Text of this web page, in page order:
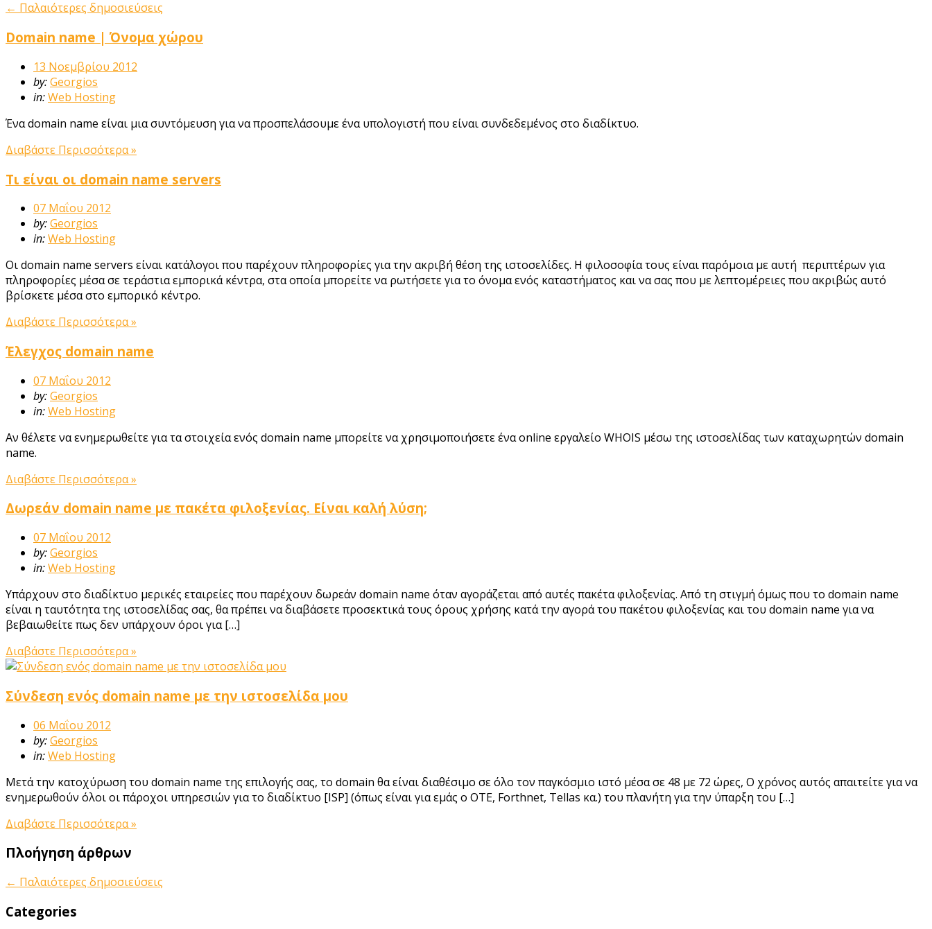
← Παλαιότερες δημοσιεύσεις
Domain name | Όνομα χώρου
13 Νοεμβρίου 2012
by:Georgios
in:Web Hosting
Ένα domain name είναι μια συντόμευση για να προσπελάσουμε ένα υπολογιστή που είναι συνδεδεμένος στο διαδίκτυο.
Διαβάστε Περισσότερα »
Τι είναι οι domain name servers
07 Μαΐου 2012
by:Georgios
in:Web Hosting
Οι domain name servers είναι κατάλογοι που παρέχουν πληροφορίες για την ακριβή θέση της ιστοσελίδες. Η φιλοσοφία τους είναι παρόμοια με αυτή περιπτέρων για
πληροφορίες μέσα σε τεράστια εμπορικά κέντρα, στα οποία μπορείτε να ρωτήσετε για το όνομα ενός καταστήματος και να σας που με λεπτομέρειες που ακριβώς αυτό
βρίσκετε μέσα στο εμπορικό κέντρο.
Διαβάστε Περισσότερα »
Έλεγχος domain name
07 Μαΐου 2012
by:Georgios
in:Web Hosting
Αν θέλετε να ενημερωθείτε για τα στοιχεία ενός domain name μπορείτε να χρησιμοποιήσετε ένα online εργαλείο WHOIS μέσω της ιστοσελίδας των καταχωρητών domain
name.
Διαβάστε Περισσότερα »
Δωρεάν domain name με πακέτα φιλοξενίας. Είναι καλή λύση;
07 Μαΐου 2012
by:Georgios
in:Web Hosting
Υπάρχουν στο διαδίκτυο μερικές εταιρείες που παρέχουν δωρεάν domain name όταν αγοράζεται από αυτές πακέτα φιλοξενίας. Από τη στιγμή όμως που το domain name
είναι η ταυτότητα της ιστοσελίδας σας, θα πρέπει να διαβάσετε προσεκτικά τους όρους χρήσης κατά την αγορά του πακέτου φιλοξενίας και του domain name για να
βεβαιωθείτε πως δεν υπάρχουν όροι για […]
Διαβάστε Περισσότερα »
Σύνδεση ενός domain name με την ιστοσελίδα μου
06 Μαΐου 2012
by:Georgios
in:Web Hosting
Μετά την κατοχύρωση του domain name της επιλογής σας, το domain θα είναι διαθέσιμο σε όλο τον παγκόσμιο ιστό μέσα σε 48 με 72 ώρες, Ο χρόνος αυτός απαιτείτε για να
ενημερωθούν όλοι οι πάροχοι υπηρεσιών για το διαδίκτυο [ISP] (όπως είναι για εμάς ο OTE, Forthnet, Tellas κα.) του πλανήτη για την ύπαρξη του […]
Διαβάστε Περισσότερα »
Πλοήγηση άρθρων
← Παλαιότερες δημοσιεύσεις
Categories